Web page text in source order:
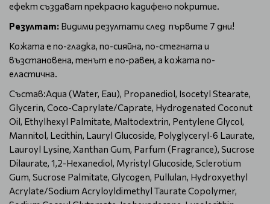
ефект създават прекрасно кадифено покритие.
Резултат: Видими резултати след първите 7 дни!
Кожата е по-гладка, по-сияйна, по-стегната и
възстановена, тенът е по-равен, а кожата по-
еластична.
Състав:Aqua (Water, Eau), Propanediol, Isocetyl Stearate,
Glycerin, Coco-Caprylate/Caprate, Hydrogenated Coconut
Oil, Ethylhexyl Palmitate, Maltodextrin, Pentylene Glycol,
Mannitol, Lecithin, Lauryl Glucoside, Polyglyceryl-6 Laurate,
Lauroyl Lysine, Xanthan Gum, Parfum (Fragrance), Sucrose
Dilaurate, 1,2-Hexanediol, Myristyl Glucoside, Sclerotium
Gum, Sucrose Palmitate, Glycogen, Pullulan, Hydroxyethyl
Acrylate/Sodium Acryloyldimethyl Taurate Copolymer,